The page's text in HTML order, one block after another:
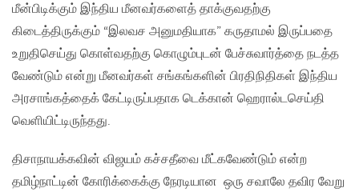
மீன்பிடிக்கும் இந்திய மீனவர்களைத் தாக்குவதற்கு
கிடைத்திருக்கும் “இலவச அனுமதியாக” கருதாமல் இருப்பதை
உறுதிசெய்து கொள்வதற்கு கொழும்புடன் பேச்சுவார்த்தை நடத்த
வேண்டும் என்று மீனவர்கள் சங்கங்களின் பிரதிநிதிகள் இந்திய
அரசாங்கத்தைக் கேட்டிருப்பதாக டெக்கான் ஹெரால்டசெய்தி
வெளியிட்டிருந்தது.
திசாநாயக்கவின் விஜயம் கச்சதீவை மீட்கவேண்டும் என்ற
தமிழ்நாட்டின் கோரிக்கைக்கு நேரடியான ஒரு சவாலே தவிர வேறு